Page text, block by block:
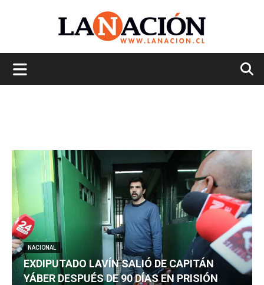
NACIONAL
EXDIPUTADO LAVÍN SALIÓ DE CAPITÁN
YÁBER DESPUÉS DE 90 DÍAS EN PRISIÓN